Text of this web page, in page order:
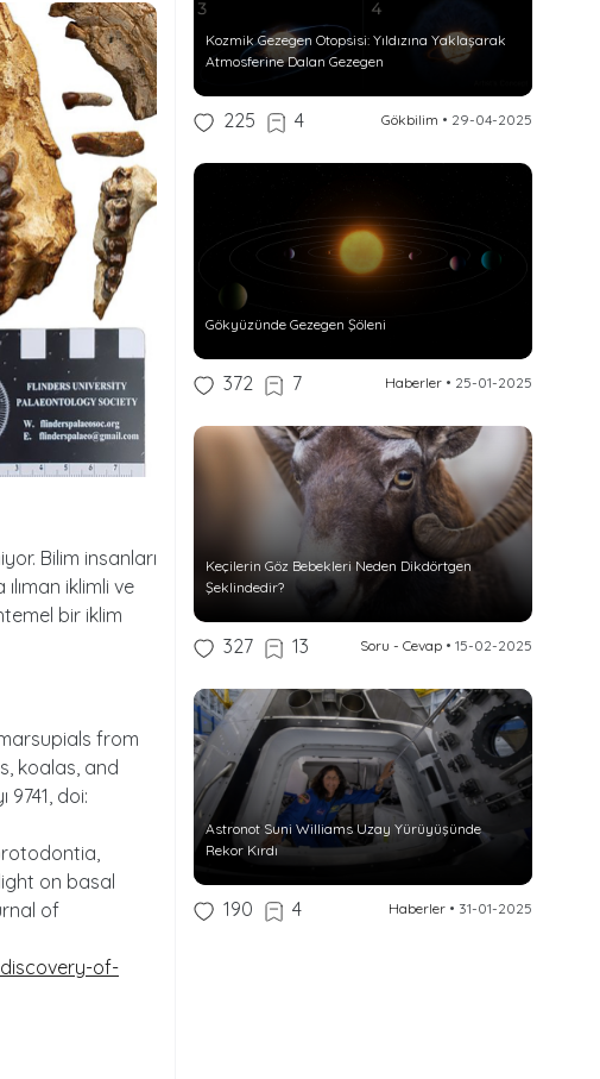
Bilim insanları
iklimli ve
bir iklim
from
koalas, and
doi:
on basal
of
of-
Kozmik Gezegen Otopsisi: Yıldızına Yaklaşarak
Atmosferine Dalan Gezegen
225 4 Gökbilim • 29-04-2025
Gökyüzünde Gezegen Şöleni
372 7 Haberler• 25-01-2025
Keçilerin Göz Bebekleri Neden Dikdörtgen
Şeklindedir?
327 13 Soru - Cevap• 15-02-2025
Astronot Suni Williams Uzay Yürüyüşünde
Rekor Kırdı
190 4 Haberler• 31-01-2025